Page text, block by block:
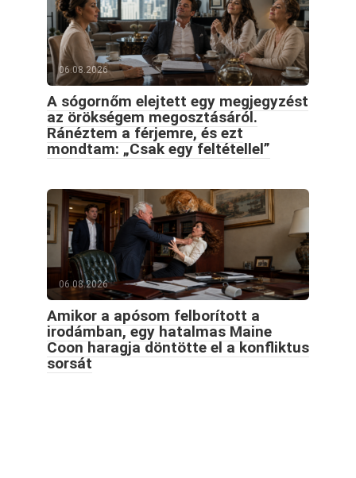
06.08.2026
A sógornőm elejtett egy megjegyzést
az örökségem megosztásáról.
Ránéztem a férjemre, és ezt
mondtam: „Csak egy feltétellel”
06.08.2026
Amikor a apósom felborított a
irodámban, egy hatalmas Maine
Coon haragja döntötte el a konfliktus
sorsát